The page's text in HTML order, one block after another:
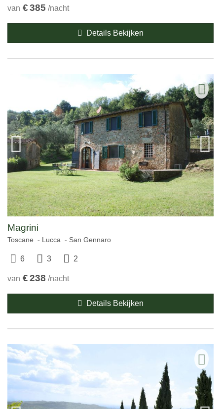
van €385 /nacht
Details Bekijken
Magrini
Toscane Lucca San Gennaro
6 3 2
van €238 /nacht
Details Bekijken